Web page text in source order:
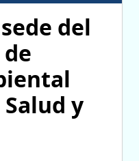
del
de
y